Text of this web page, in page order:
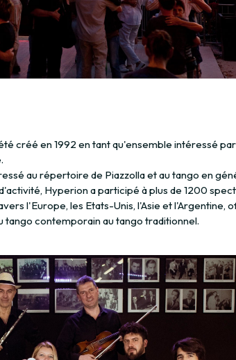
créé en 1992 en tant qu'ensemble intéressé
au répertoire de Piazzolla et au tango en
Hyperion a participé à plus de 1200
l'Europe, les Etats-Unis, l'Asie et l'Argentine,
tango contemporain au tango traditionnel.